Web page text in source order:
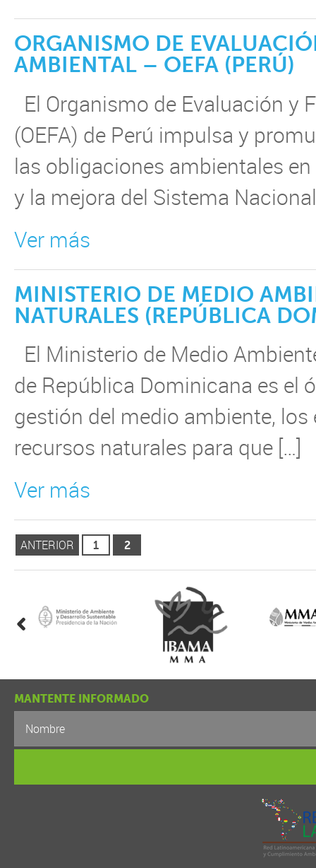
ORGANISMO DE
AMBIENTAL – OEFA (PERÚ)
El Organismo de Evaluación y
(OEFA) de Perú impulsa y
las obligaciones ambientales
y la mejora del Sistema
Ver más
MINISTERIO DE MEDIO
NATURALES (REPÚBLICA
El Ministerio de Medio
de República Dominicana es el
gestión del medio ambiente,
recursos naturales para que […]
Ver más
ANTERIOR 1 2
i
MANTENTE INFORMADO